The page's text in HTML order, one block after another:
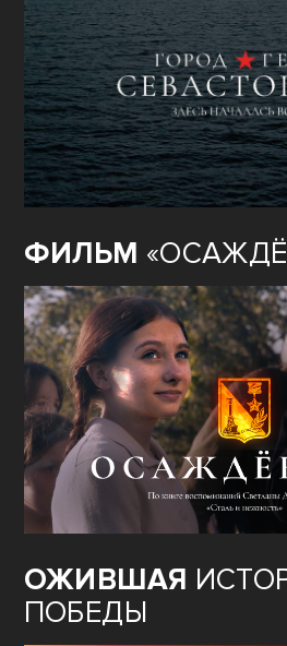
ФИЛЬМ
ОЖИВШАЯ
ПОБЕДЫ